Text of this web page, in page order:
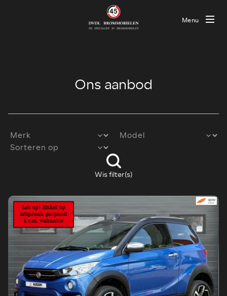
Menu
Ons aanbod
Wis filter(s)